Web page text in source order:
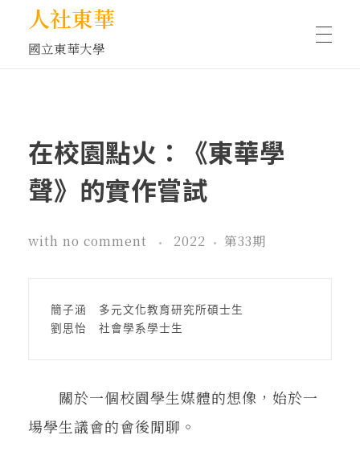
人社東華
國立東華大學
藝文空間
關鍵詞
在校園點火：《東華學
聲》的實作嘗試
with no comment 2022 第33期
簡子涵　多元文化教育研究所碩士生
劉思怡　社會學系學士生
關於一個校園學生媒體的想像，始於一
場學生議會的會後閒聊。